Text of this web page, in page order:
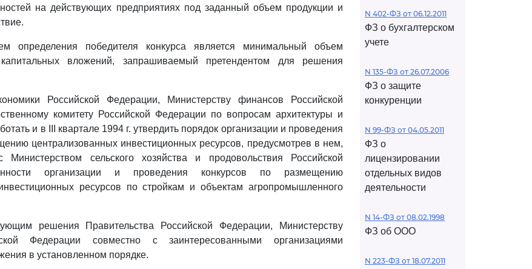
на действующих предприятиях под заданный объем продукции и
определения победителя конкурса является минимальный объем
капитальных вложений, запрашиваемый претендентом для решения
Российской Федерации, Министерству финансов Российской
комитету Российской Федерации по вопросам архитектуры и
и в III квартале 1994 г. утвердить порядок организации и проведения
централизованных инвестиционных ресурсов, предусмотрев в нем,
сельского хозяйства и продовольствия Российской
организации и проведения конкурсов по размещению
ресурсов по стройкам и объектам агропромышленного
решения Правительства Российской Федерации, Министерству
Федерации совместно с заинтересованными организациями
в установленном порядке.
N 402-ФЗ от 06.12.2011
ФЗ о бухгалтерском
учете
N 135-ФЗ от 26.07.2006
ФЗ о защите
конкуренции
N 99-ФЗ от 04.05.2011
ФЗ о
лицензировании
отдельных видов
деятельности
N 14-ФЗ от 08.02.1998
ФЗ об ООО
N 223-ФЗ от 18.07.2011